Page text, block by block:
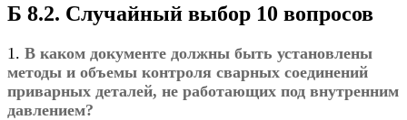
Б 8.2. Случайный выбор 10 вопросов
1. В каком документе должны быть установлены
методы и объемы контроля сварных соединений
приварных деталей, не работающих под внутренним
давлением?